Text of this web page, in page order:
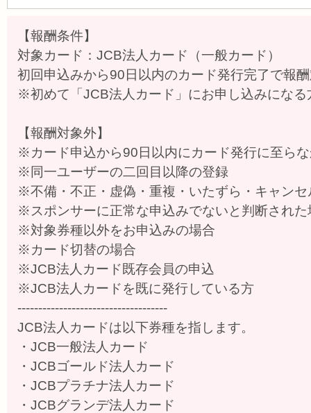
【報酬条件】
対象カード：JCB法人カード（一般カード）
初回申込みから90日以内のカード発行完了で報
※初めて「JCB法人カード」にお申し込みになる
【報酬対象外】
※カード申込から90日以内にカード発行に至ら
※同一ユーザーの二回目以降の登録
※不備・不正・虚偽・重複・いたずら・キャンセ
※スポンサーに正常な申込みでないと判断された
※対象券種以外をお申込みの場合
※カード切替の場合
※JCB法人カード既存会員の申込
※JCB法人カードを既に発行している方
------------------------------------
JCB法人カードは以下券種を指します。
・JCB一般法人カード
・JCBゴールド法人カード
・JCBプラチナ法人カード
・JCBグランデ法人カード